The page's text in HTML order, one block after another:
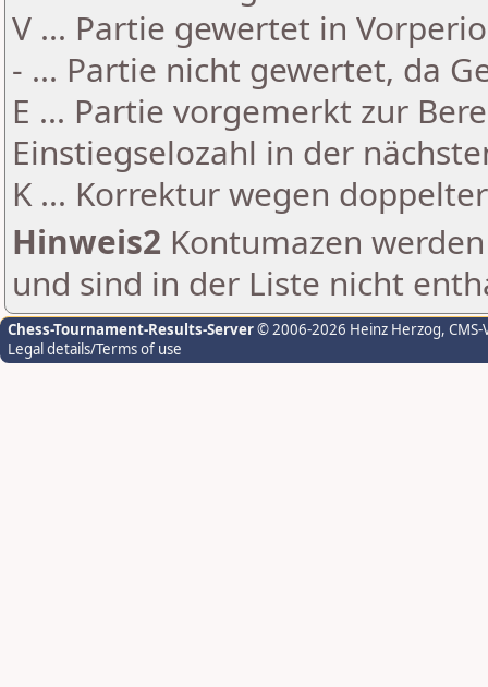
V ... Partie gewertet in
- ... Partie nicht gewertet, da
E ... Partie vorgemerkt zur
Einstiegselozahl in der
K ... Korrektur wegen
Hinweis2 Kontumazen
und sind in der Liste nicht
Chess-Tournament-Results-Server© 2006-2026 Heinz Herzog,
Legal details/Terms of use